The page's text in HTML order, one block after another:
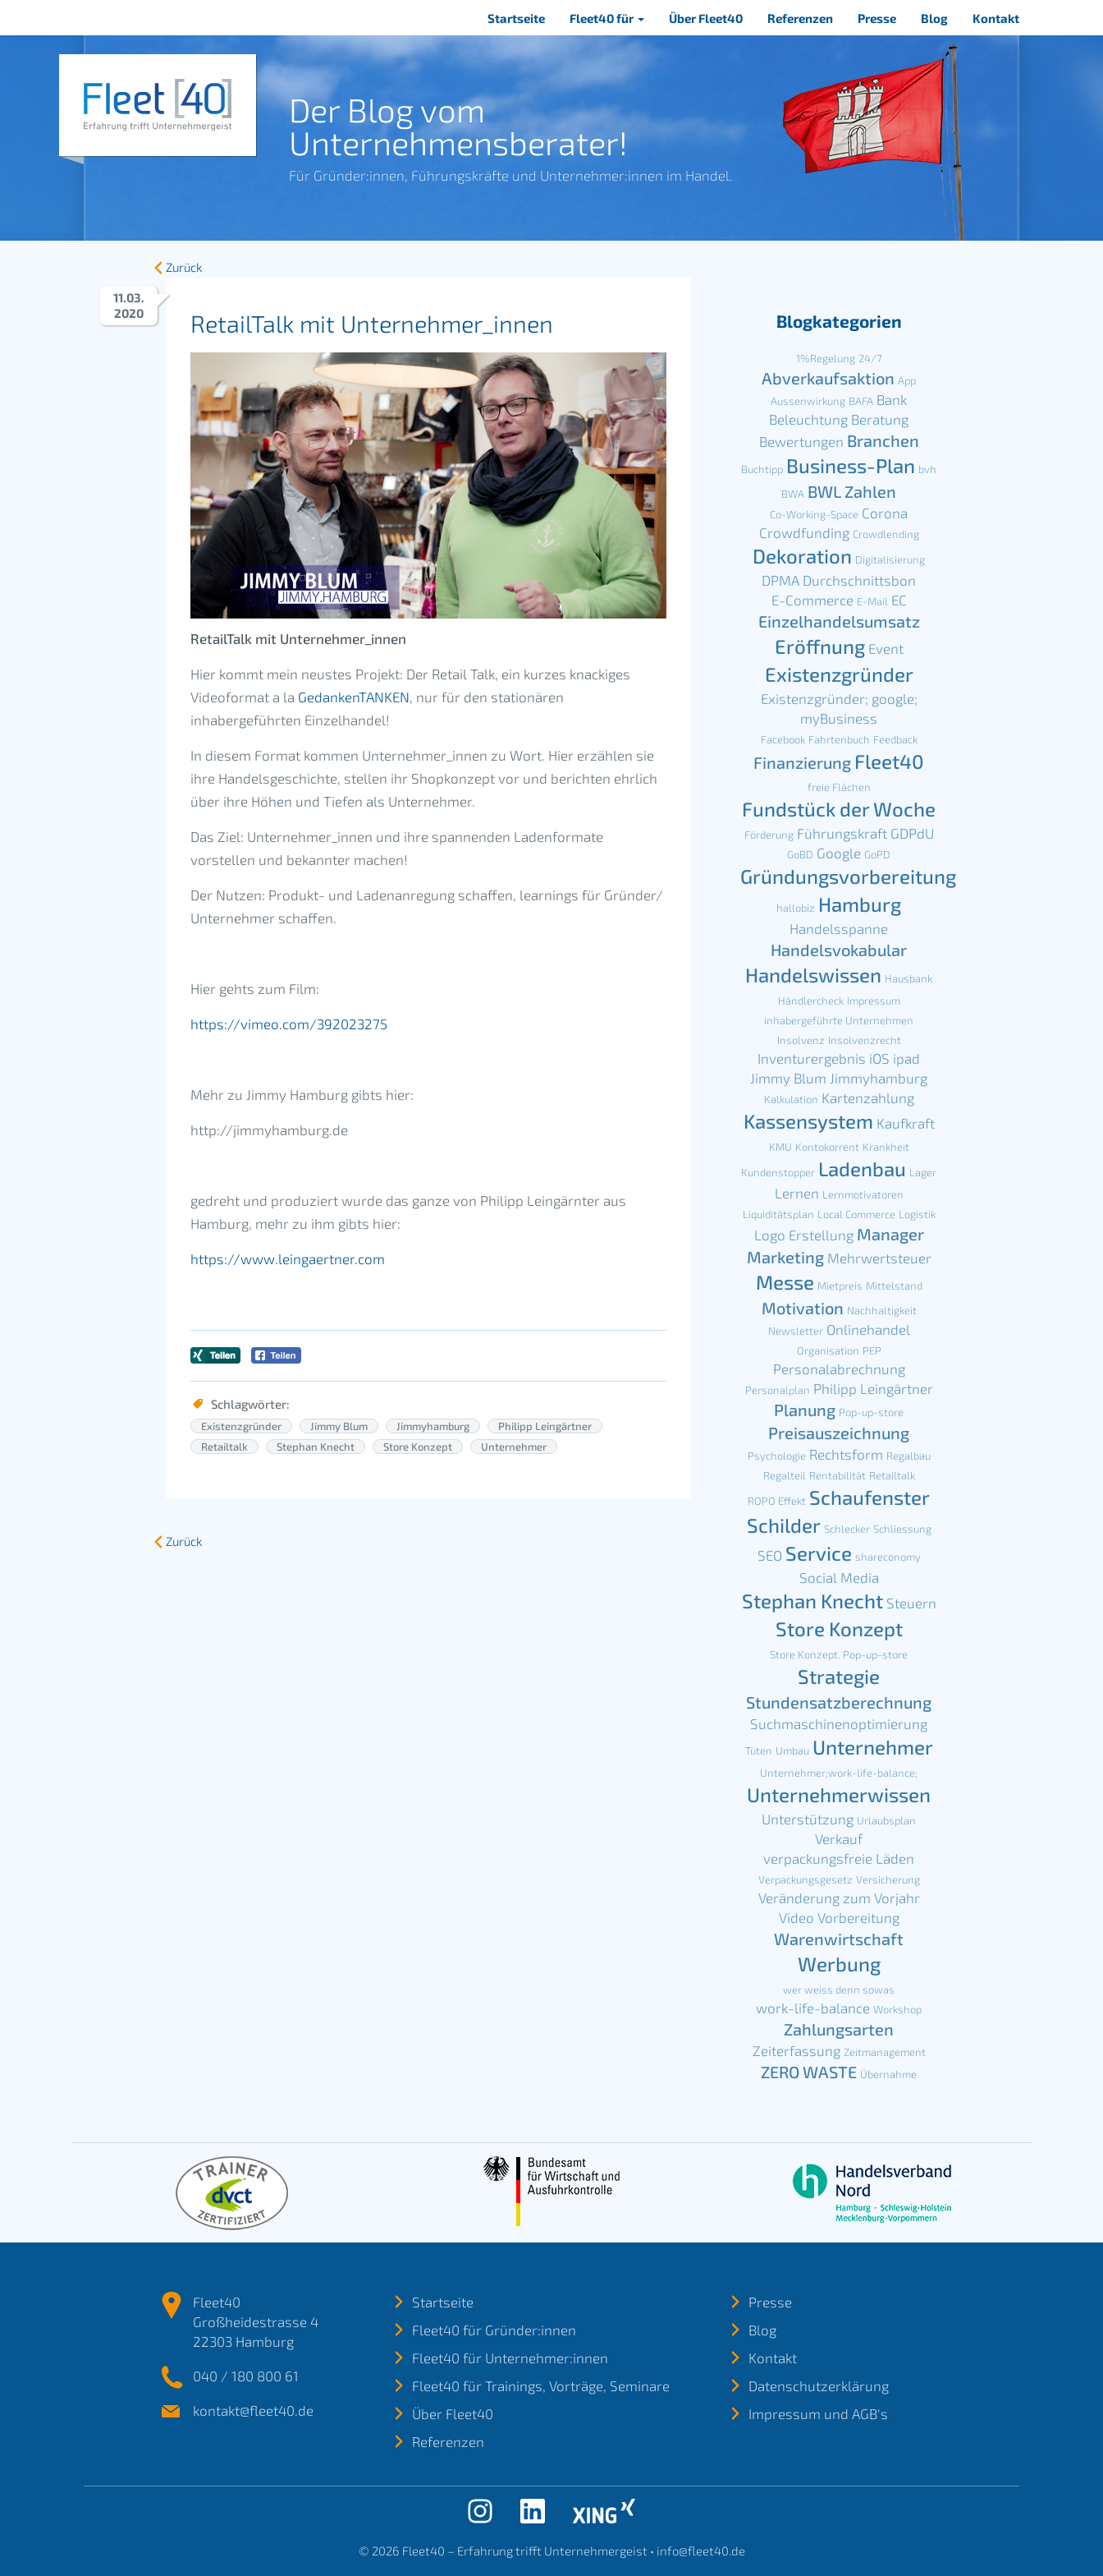
überspringen
Startseite Fleet40 für Über Fleet40 Referenzen Presse Blog Kontakt
Der Blog vom
Unternehmensberater!
Für Gründer:innen, Führungskräfte und Unternehmer:innen im Handel.
Zurück
RetailTalk mit Unternehmer_innen
RetailTalk mit Unternehmer_innen
Hier kommt mein neustes Projekt: Der Retail Talk, ein kurzes knackiges
Videoformat a la GedankenTANKEN , nur für den stationären
inhabergeführten Einzelhandel!
In diesem Format kommen Unternehmer_innen zu Wort. Hier erzählen sie
ihre Handelsgeschichte, stellen ihr Shopkonzept vor und berichten ehrlich
über ihre Höhen und Tiefen als Unternehmer.
Das Ziel: Unternehmer_innen und ihre spannenden Ladenformate
vorstellen und bekannter machen!
Der Nutzen: Produkt- und Ladenanregung schaffen, learnings für Gründer/
Unternehmer schaffen.
Hier gehts zum Film:
https://vimeo.com/392023275
Mehr zu Jimmy Hamburg gibts hier:
http://jimmyhamburg.de
gedreht und produziert wurde das ganze von Philipp Leingärnter aus
Hamburg, mehr zu ihm gibts hier:
https://www.leingaertner.com
11.03.
2020
Schlagwörter:
Existenzgründer Jimmy Blum Jimmyhamburg
Philipp Leingärtner
Retailtalk
Stephan Knecht Store Konzept Unternehmer
Zurück
Blogkategorien
1%Regelung 24/7
Abverkaufsaktion App
Aussenwirkung BAFA Bank
Beleuchtung Beratung
Bewertungen Branchen
Buchtipp Business-Plan bvh
BWA BWL Zahlen
Co-Working-Space Corona
Crowdfunding Crowdlending
Dekoration Digitalisierung
DPMA Durchschnittsbon
E-Commerce E-Mail EC
Einzelhandelsumsatz
Eröffnung Event
Existenzgründer
Existenzgründer; google;
myBusiness
Facebook Fahrtenbuch Feedback
Finanzierung Fleet40
freie Flächen
Fundstück der Woche
Förderung Führungskraft GDPdU
GoBD Google GoPD
Gründungsvorbereitung
hallobiz Hamburg
Handelsspanne
Handelsvokabular
Handelswissen Hausbank
Händlercheck Impressum
inhabergeführte Unternehmen
Insolvenz Insolvenzrecht
Inventurergebnis iOS ipad
Jimmy Blum Jimmyhamburg
Kalkulation Kartenzahlung
Kassensystem Kaufkraft
KMU Kontokorrent Krankheit
Kundenstopper Ladenbau Lager
Lernen Lernmotivatoren
Liquiditätsplan Local Commerce Logistik
Logo Erstellung Manager
Marketing Mehrwertsteuer
Messe Mietpreis Mittelstand
Motivation Nachhaltigkeit
Newsletter Onlinehandel
Organisation PEP
Personalabrechnung
Personalplan Philipp Leingärtner
Planung Pop-up-store
Preisauszeichnung
Psychologie Rechtsform Regalbau
Regalteil Rentabilität Retailtalk
ROPO Effekt Schaufenster
Schilder Schlecker Schliessung
SEO Service shareconomy
Social Media
Stephan Knecht Steuern
Store Konzept
Store Konzept. Pop-up-store
Strategie
Stundensatzberechnung
Suchmaschinenoptimierung
Tüten Umbau Unternehmer
Unternehmer;work-life-balance;
Unternehmerwissen
Unterstützung Urlaubsplan
Verkauf
verpackungsfreie Läden
Verpackungsgesetz Versicherung
Veränderung zum Vorjahr
Video Vorbereitung
Warenwirtschaft
Werbung
wer weiss denn sowas
work-life-balance Workshop
Zahlungsarten
Zeiterfassung Zeitmanagement
ZERO WASTE Übernahme
Fleet40
Großheidestrasse 4
22303 Hamburg
040 / 180 800 61
kontakt@fleet40.de
Startseite
Fleet40 für Gründer:innen
Fleet40 für Unternehmer:innen
Fleet40 für Trainings, Vorträge, Seminare
Über Fleet40
Referenzen
Presse
Blog
Kontakt
Datenschutzerklärung
Impressum und AGB's
© 2026 Fleet40 – Erfahrung trifft Unternehmergeist • info@fleet40.de